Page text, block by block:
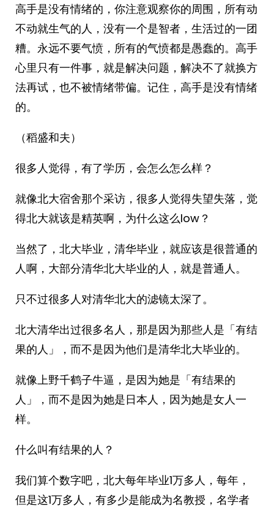
高手是没有情绪的，你注意观察你的周围，所有动
不动就生气的人，没有一个是智者，生活过的一团
糟。永远不要气愤，所有的气愤都是愚蠢的。高手
心里只有一件事，就是解决问题，解决不了就换方
法再试，也不被情绪带偏。记住，高手是没有情绪
的。
（稻盛和夫） ​​​
很多人觉得，有了学历，会怎么怎么样？
就像北大宿舍那个采访，很多人觉得失望失落，觉
得北大就该是精英啊，为什么这么low？
当然了，北大毕业，清华毕业，就应该是很普通的
人啊，大部分清华北大毕业的人，就是普通人。
只不过很多人对清华北大的滤镜太深了。
北大清华出过很多名人，那是因为那些人是「有结
果的人」，而不是因为他们是清华北大毕业的。
就像上野千鹤子牛逼，是因为她是「有结果的
人」，而不是因为她是日本人，因为她是女人一
样。
什么叫有结果的人？
我们算个数字吧，北大每年毕业1万多人，每年，
但是这1万多人，有多少是能成为名教授，名学者